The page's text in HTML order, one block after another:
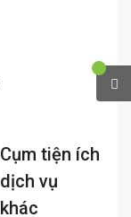
Cụm tiện ích
dịch vụ
khác